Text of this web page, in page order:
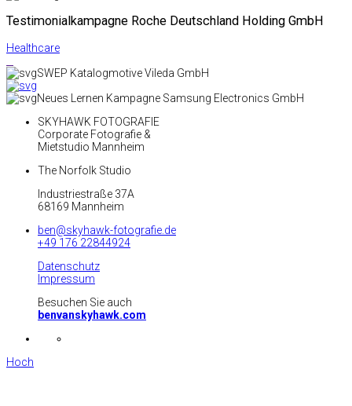
Testimonialkampagne Roche Deutschland Holding GmbH
Healthcare
SWEP Katalogmotive Vileda GmbH
Neues Lernen Kampagne Samsung Electronics GmbH
SKYHAWK FOTOGRAFIE
Corporate Fotografie &
Mietstudio Mannheim
The Norfolk Studio
Industriestraße 37A
68169 Mannheim
ben@skyhawk-fotografie.de
+49 176 22844924
Datenschutz
Impressum
Besuchen Sie auch
benvanskyhawk.com
Hoch